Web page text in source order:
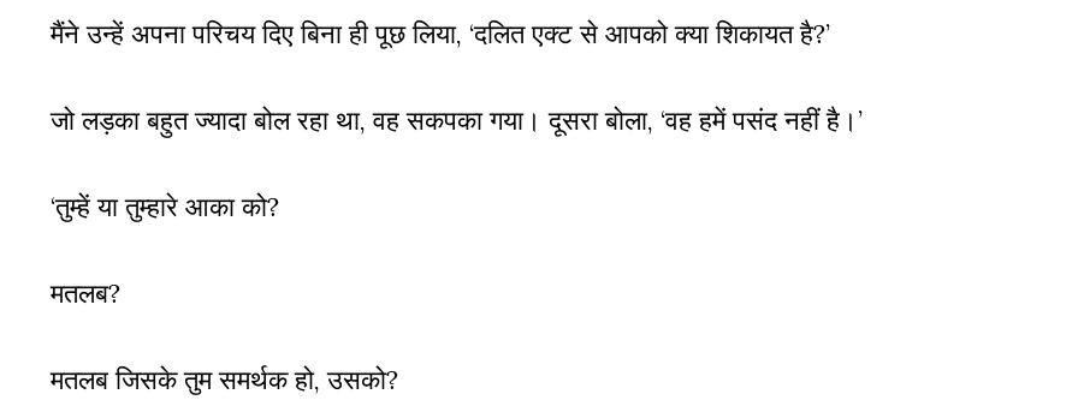
मैंने उन्हें अपना परिचय दिए बिना ही पूछ लिया, ‘दलित एक्ट से आपको क्या शिकायत है?’
जो लड़का बहुत ज्यादा बोल रहा था, वह सकपका गया। दूसरा बोला, ‘वह हमें पसंद नहीं है।’
‘तुम्हें या तुम्हारे आका को?
मतलब?
मतलब जिसके तुम समर्थक हो, उसको?